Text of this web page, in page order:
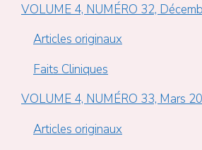
VOLUME 4, NUMÉRO 32,
Articles originaux
Faits Cliniques
VOLUME 4, NUMÉRO 33, Mars
Articles originaux